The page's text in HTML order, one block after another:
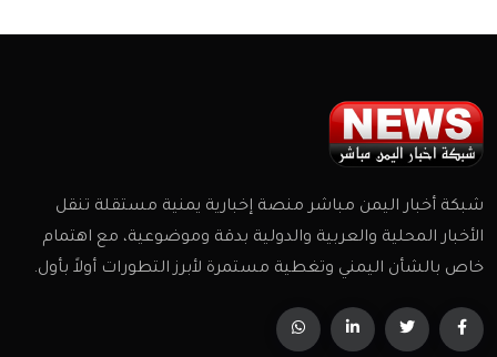
شبكة أخبار اليمن مباشر منصة إخبارية يمنية مستقلة تنقل
الأخبار المحلية والعربية والدولية بدقة وموضوعية، مع اهتمام
خاص بالشأن اليمني وتغطية مستمرة لأبرز التطورات أولاً بأول.